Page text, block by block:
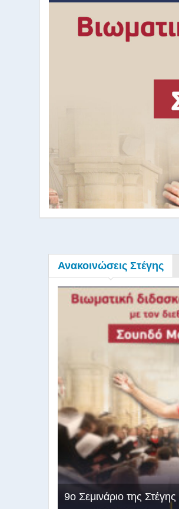
Ανακοινώσεις Στέγης
9ο Σεμινάριο της